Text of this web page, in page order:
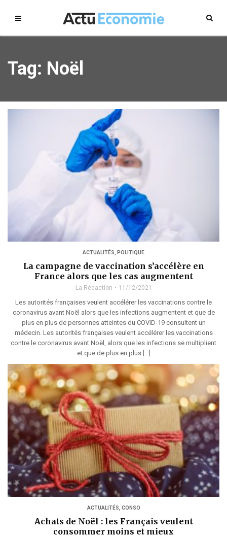
Tag: Noël
ACTUALITÉS, POLITIQUE
La campagne de vaccination s’accélère en
France alors que les cas augmentent
La Rédaction 11/12/2021
Les autorités françaises veulent accélérer les vaccinations contre le
coronavirus avant Noël alors que les infections augmentent et que de
plus en plus de personnes atteintes du COVID-19 consultent un
médecin. Les autorités françaises veulent accélérer les vaccinations
contre le coronavirus avant Noël, alors que les infections se multiplient
et que de plus en plus […]
ACTUALITÉS CONSO
Achats de Noël : les Français veulent
consommer moins et mieux